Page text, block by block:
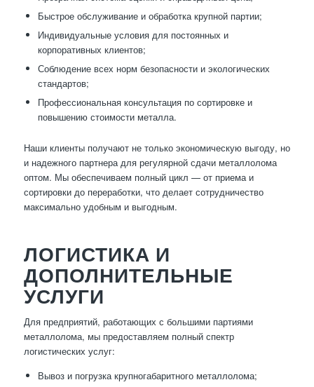
Быстрое обслуживание и обработка крупной партии;
Индивидуальные условия для постоянных и
корпоративных клиентов;
Соблюдение всех норм безопасности и экологических
стандартов;
Профессиональная консультация по сортировке и
повышению стоимости металла.
Наши клиенты получают не только экономическую выгоду, но
и надежного партнера для регулярной сдачи металлолома
оптом. Мы обеспечиваем полный цикл — от приема и
сортировки до переработки, что делает сотрудничество
максимально удобным и выгодным.
ЛОГИСТИКА И
ДОПОЛНИТЕЛЬНЫЕ
УСЛУГИ
Для предприятий, работающих с большими партиями
металлолома, мы предоставляем полный спектр
логистических услуг:
Вывоз и погрузка крупногабаритного металлолома;